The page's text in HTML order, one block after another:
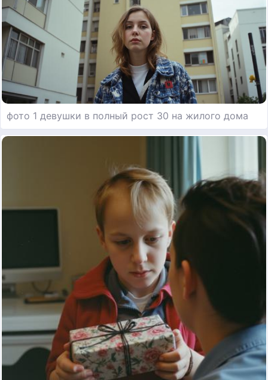
фото 1 девушки в полный рост 30 на жилого дома